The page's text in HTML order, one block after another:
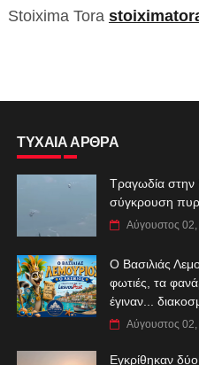
Stoixima Tora
ΤΥΧΑΙΑ ΑΡΘΡΑ
Τραγωδία στην
σύγκρουση
Αύγουστος
Ο Βασιλιάς
φωτιές, τα
έγιναν...
Αύγουστος
Εγκρίθηκαν δύο